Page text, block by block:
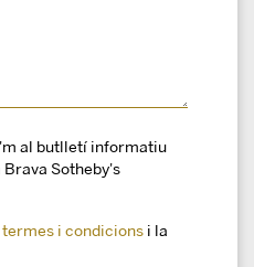
al butlletí informatiu
Brava Sotheby's
termes i condicions i la